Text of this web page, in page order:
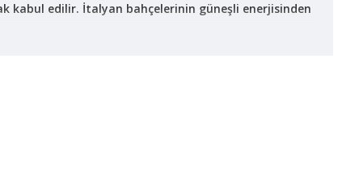
kabul edilir. İtalyan bahçelerinin güneşli enerjisinden